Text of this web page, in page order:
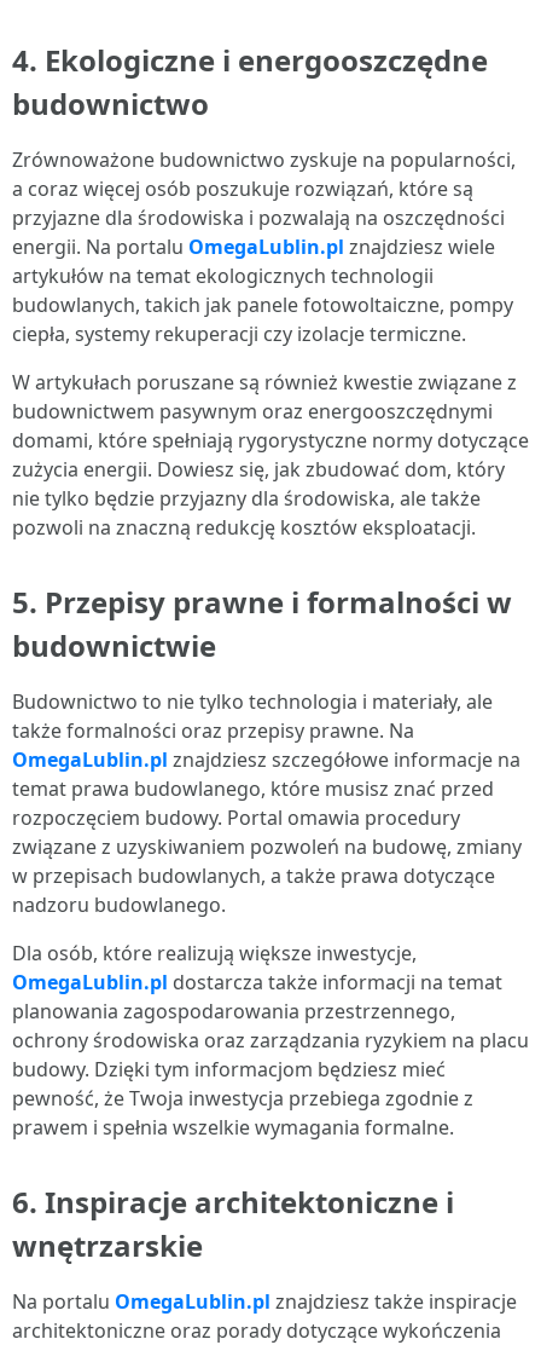
4. Ekologiczne i energooszczędne
budownictwo
Zrównoważone budownictwo zyskuje na popularności,
a coraz więcej osób poszukuje rozwiązań, które są
przyjazne dla środowiska i pozwalają na oszczędności
energii. Na portalu OmegaLublin.pl znajdziesz wiele
artykułów na temat ekologicznych technologii
budowlanych, takich jak panele fotowoltaiczne, pompy
ciepła, systemy rekuperacji czy izolacje termiczne.
W artykułach poruszane są również kwestie związane z
budownictwem pasywnym oraz energooszczędnymi
domami, które spełniają rygorystyczne normy dotyczące
zużycia energii. Dowiesz się, jak zbudować dom, który
nie tylko będzie przyjazny dla środowiska, ale także
pozwoli na znaczną redukcję kosztów eksploatacji.
5. Przepisy prawne i formalności w
budownictwie
Budownictwo to nie tylko technologia i materiały, ale
także formalności oraz przepisy prawne. Na
OmegaLublin.pl znajdziesz szczegółowe informacje na
temat prawa budowlanego, które musisz znać przed
rozpoczęciem budowy. Portal omawia procedury
związane z uzyskiwaniem pozwoleń na budowę, zmiany
w przepisach budowlanych, a także prawa dotyczące
nadzoru budowlanego.
Dla osób, które realizują większe inwestycje,
OmegaLublin.pl dostarcza także informacji na temat
planowania zagospodarowania przestrzennego,
ochrony środowiska oraz zarządzania ryzykiem na placu
budowy. Dzięki tym informacjom będziesz mieć
pewność, że Twoja inwestycja przebiega zgodnie z
prawem i spełnia wszelkie wymagania formalne.
6. Inspiracje architektoniczne i
wnętrzarskie
Na portalu OmegaLublin.pl znajdziesz także inspiracje
architektoniczne oraz porady dotyczące wykończenia